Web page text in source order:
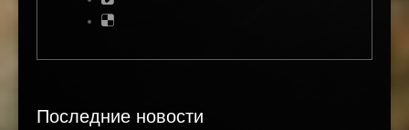
Последние новости